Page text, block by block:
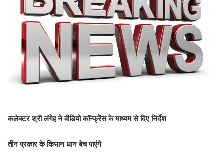
कलेक्टर श्री लंगेह ने वीडियो कॉन्फ्रेंस के माध्यम से दिए निर्देश
तीन प्रकार के किसान धान बेच पाएंगे